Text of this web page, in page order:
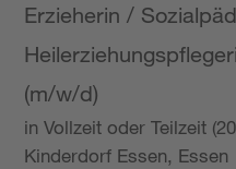
Erzieherin /
(m/w/d)
in Vollzeit oder Teilzeit
Kinderdorf Essen, Essen